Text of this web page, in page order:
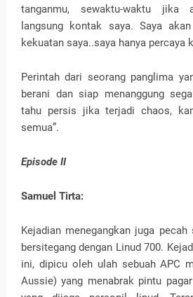
tanganmu, sewaktu-waktu jika
langsung kontak saya. Saya
kekuatan saya..saya hanya percaya
Perintah dari seorang panglima
berani dan siap menanggung
tahu persis jika terjadi chaos,
semua”.
Episode II
Samuel Tirta:
Kejadian menegangkan juga
bersitegang dengan Linud 700.
ini, dipicu oleh ulah sebuah APC
Aussie) yang menabrak pintu